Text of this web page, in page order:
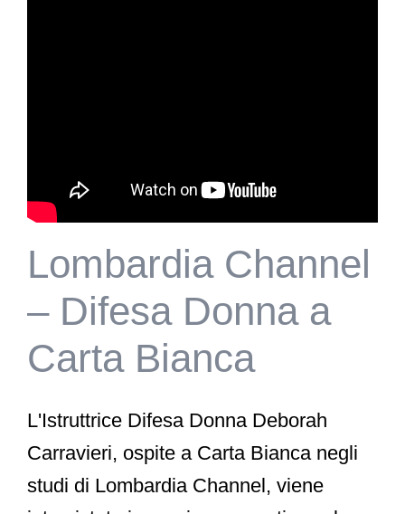
Lombardia Channel
– Difesa Donna a
Carta Bianca
L'Istruttrice Difesa Donna Deborah
Carravieri, ospite a Carta Bianca negli
studi di Lombardia Channel, viene